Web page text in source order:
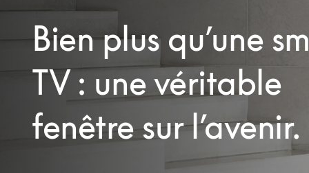
Bien plus qu’une
TV : une véritable
fenêtre sur l’avenir.